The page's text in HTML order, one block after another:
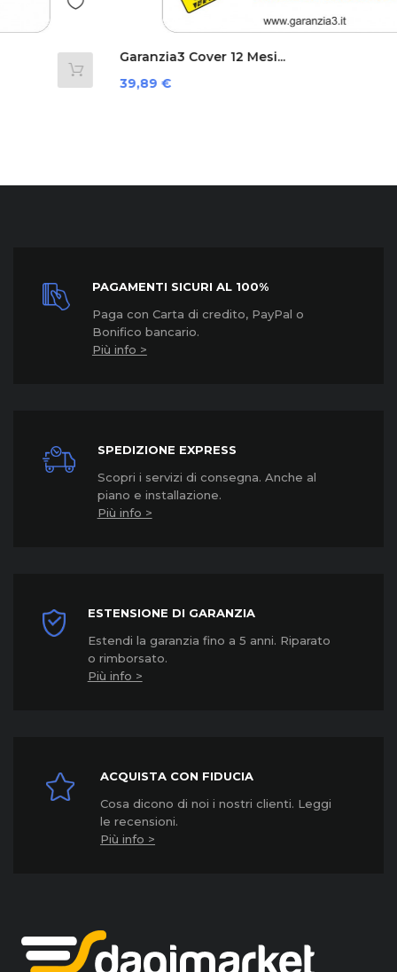
Garanzia3 Cover 12 Mesi...
39,89 €
PAGAMENTI SICURI AL 100%
Paga con Carta di credito, PayPal o
Bonifico bancario.
Più info >
SPEDIZIONE EXPRESS
Scopri i servizi di consegna. Anche al
piano e installazione.
Più info >
ESTENSIONE DI GARANZIA
Estendi la garanzia fino a 5 anni. Riparato
o rimborsato.
Più info >
ACQUISTA CON FIDUCIA
Cosa dicono di noi i nostri clienti. Leggi
le recensioni.
Più info >